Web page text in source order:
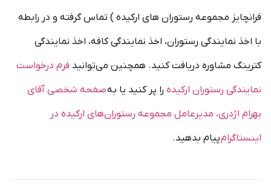
فرانچایز مجموعه رستوران های ارکیده ) تماس گرفته و در رابطه
با اخذ نمایندگی رستوران، اخذ نمایندگی کافه، اخذ نمایندگی
کترینگ مشاوره دریافت کنید. همچنین می‌توانید فرم درخواست
نمایندگی رستوران ارکیده را پر کنید یا بهصفحه شخصی آقای
بهرام اژدری، مدیرعامل مجموعه رستوران‌های ارکیده در
اینستاگرامپیام بدهید.